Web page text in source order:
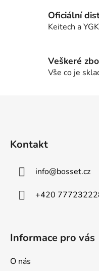
Oficiální
Keitech a
Veškeré
Vše co je
Kontakt
info@bosset.cz
+420
Informace pro vás
O nás